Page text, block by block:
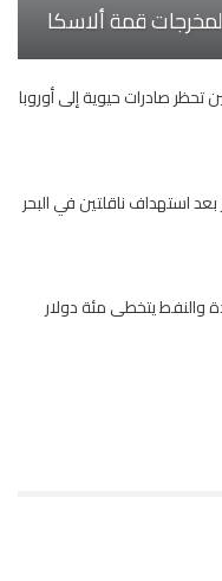
قمة ألاسكا
صادرات حيوية إلى أوروبا
تجاوز 100 دولار بعد استهداف ناقلتين في البحر
والنفط يتخطى مئة دولار